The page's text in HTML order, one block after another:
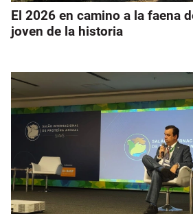
El 2026 en camino a la faena
joven de la historia